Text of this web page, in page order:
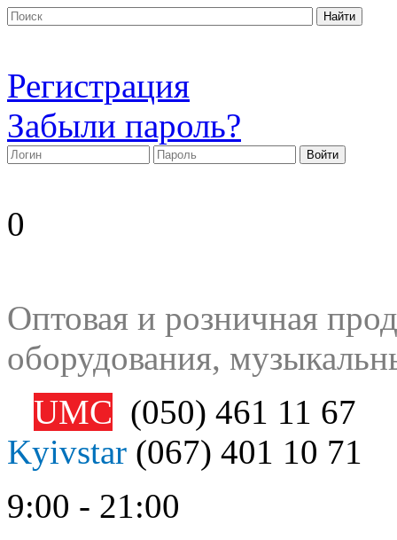
Регистрация
Забыли пароль?
0
Оптовая и розничная
оборудования,
UMC (050) 461 11 67
Kyivstar (067) 401 10 71
9:00 - 21:00